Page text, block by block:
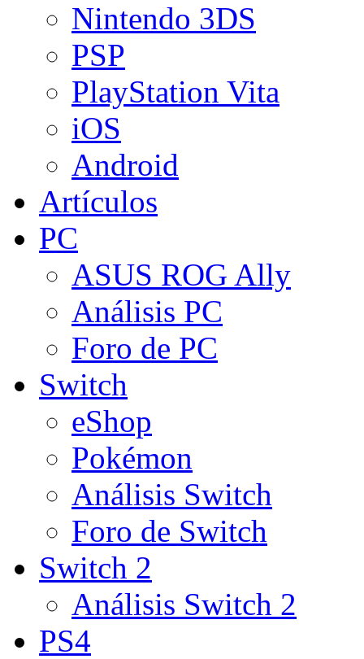
Nintendo 3DS
PSP
PlayStation Vita
iOS
Android
Artículos
PC
ASUS ROG Ally
Análisis PC
Foro de PC
Switch
eShop
Pokémon
Análisis Switch
Foro de Switch
Switch 2
Análisis Switch 2
PS4